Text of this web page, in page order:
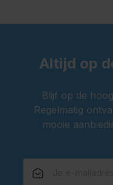
Altijd op
Blijf op de
Regelmatig
mooie